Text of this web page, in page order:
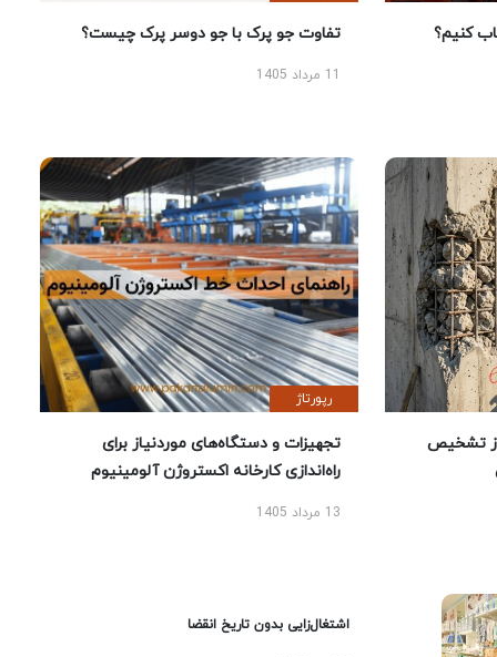
کنیم؟ تفاوت جو پرک با جو دوسر پرک چیست؟
تشخیص
رپورتاژ
تجهیزات و دستگاه‌های موردنیاز برای
راه‌اندازی کارخانه اکستروژن آلومینیوم
13 مرداد 1405
اشتغال‌زایی بدون تاریخ انقضا